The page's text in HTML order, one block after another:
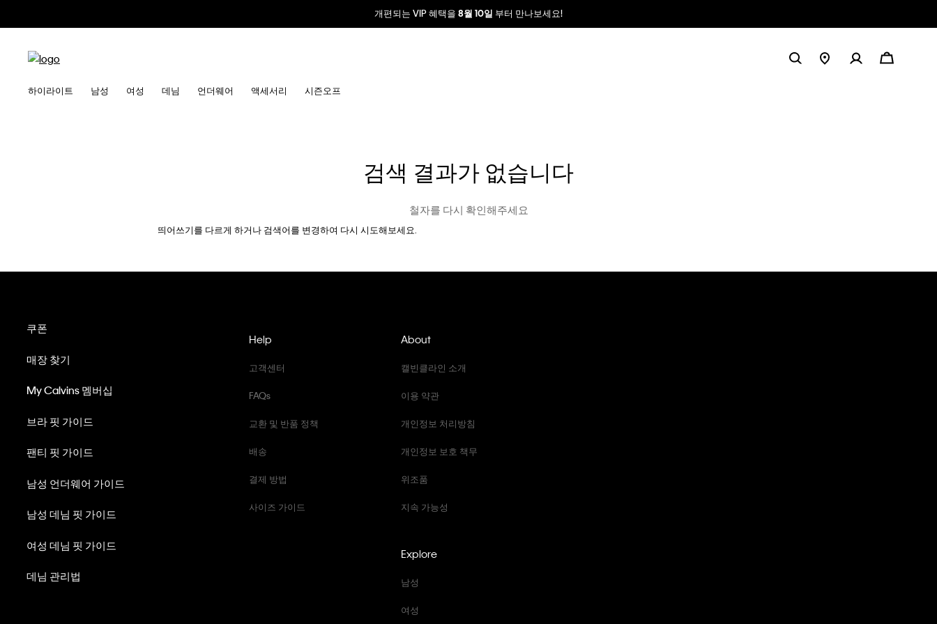
개편되는 VIP 혜택을 8월 10일 부터 만나보세요!
하이라이트 남성 여성 데님 언더웨어 액세서리 시즌오프
검색 결과가 없습니다
철자를 다시 확인해주세요
띄어쓰기를 다르게 하거나 검색어를 변경하여 다시 시도해보세요.
Help
고객센터
FAQs
교환 및 반품 정책
배송
결제 방법
사이즈 가이드
쿠폰
매장 찾기
My Calvins 멤버십
브라 핏 가이드
팬티 핏 가이드
남성 언더웨어 가이드
남성 데님 핏 가이드
여성 데님 핏 가이드
데님 관리법
Explore
남성
여성
About
캘빈클라인 소개
이용 약관
개인정보 처리방침
개인정보 보호 책무
위조품
지속 가능성